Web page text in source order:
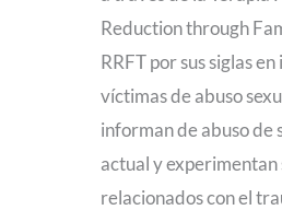
Reduction through
RRFT por sus siglas
víctimas de abuso
informan de abuso de
actual y experimentan
relacionados con el